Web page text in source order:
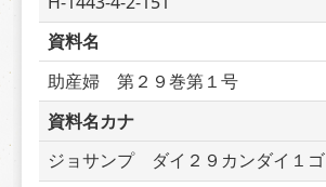
資料名
助産婦　第２９巻第１号
資料名カナ
ジョサンプ　ダイ２９カンダイ１